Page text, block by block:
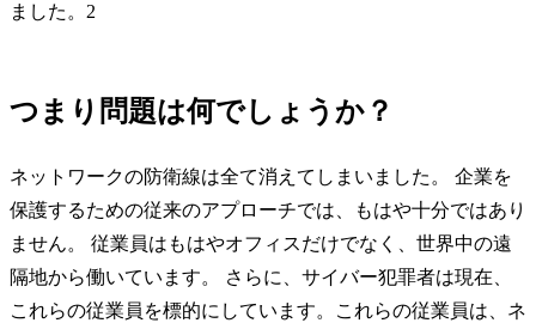
ました。2
つまり問題は何でしょうか？
ネットワークの防衛線は全て消えてしまいました。 企業を
保護するための従来のアプローチでは、もはや十分ではあり
ません。 従業員はもはやオフィスだけでなく、世界中の遠
隔地から働いています。 さらに、サイバー犯罪者は現在、
これらの従業員を標的にしています。これらの従業員は、ネ